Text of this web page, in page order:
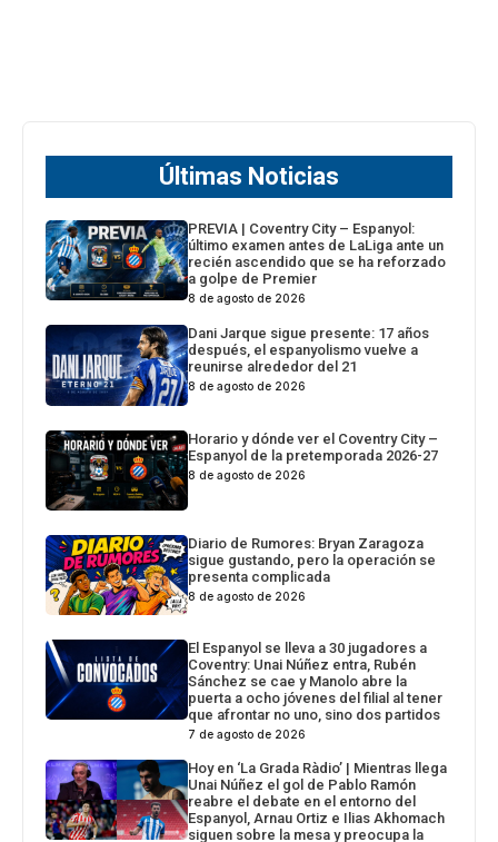
Últimas Noticias
PREVIA | Coventry City – Espanyol:
último examen antes de LaLiga ante un
recién ascendido que se ha reforzado
a golpe de Premier
8 de agosto de 2026
Dani Jarque sigue presente: 17 años
después, el espanyolismo vuelve a
reunirse alrededor del 21
8 de agosto de 2026
Horario y dónde ver el Coventry City –
Espanyol de la pretemporada 2026-27
8 de agosto de 2026
Diario de Rumores: Bryan Zaragoza
sigue gustando, pero la operación se
presenta complicada
8 de agosto de 2026
El Espanyol se lleva a 30 jugadores a
Coventry: Unai Núñez entra, Rubén
Sánchez se cae y Manolo abre la
puerta a ocho jóvenes del filial al tener
que afrontar no uno, sino dos partidos
7 de agosto de 2026
Hoy en ‘La Grada Ràdio’ | Mientras llega
Unai Núñez el gol de Pablo Ramón
reabre el debate en el entorno del
Espanyol, Arnau Ortiz e Ilias Akhomach
siguen sobre la mesa y preocupa la